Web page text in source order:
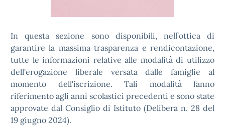
In questa sezione sono disponibili, nell’ottica di
garantire la massima trasparenza e rendicontazione,
tutte le informazioni relative alle modalità di utilizzo
dell'erogazione liberale versata dalle famiglie al
momento dell'iscrizione. Tali modalità fanno
riferimento agli anni scolastici precedenti e sono state
approvate dal Consiglio di Istituto (Delibera n. 28 del
19 giugno 2024).